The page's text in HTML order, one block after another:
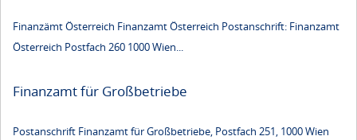
Finanzämt Österreich Finanzamt Österreich Postanschrift: Finanzamt
Österreich Postfach 260 1000 Wien...
Finanzamt für Großbetriebe
Postanschrift Finanzamt für Großbetriebe, Postfach 251, 1000 Wien